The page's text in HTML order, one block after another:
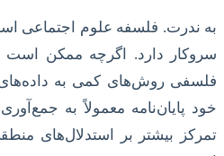
به ندرت. فلسفه علوم اجتماعی
سروکار دارد. اگرچه ممکن است
فلسفی روش‌های کمی به داده‌های
خود پایان‌نامه معمولاً به
تمرکز بیشتر بر استدلال‌های